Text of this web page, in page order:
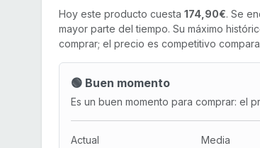
Hoy este producto cuesta 174,90€. Se
mayor parte del tiempo. Su máximo
comprar; el precio es competitivo
🟢 Buen momento
Es un buen momento para comprar: el
Actual
Media